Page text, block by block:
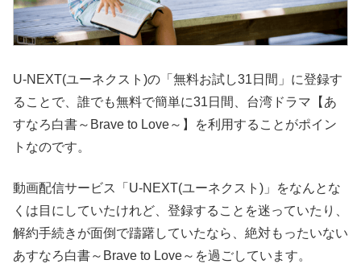
U-NEXT(ユーネクスト)の「無料お試し31日間」に登録す
ることで、誰でも無料で簡単に31日間、台湾ドラマ【あ
すなろ白書～Brave to Love～】を利用することがポイン
トなのです。
動画配信サービス「U-NEXT(ユーネクスト)」をなんとな
くは目にしていたけれど、登録することを迷っていたり、
解約手続きが面倒で躊躇していたなら、絶対もったいない
あすなろ白書～Brave to Love～を過ごしています。